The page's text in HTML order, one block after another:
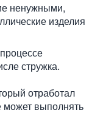
ненужными,
изделия
стружка.
отработал
может выполнять